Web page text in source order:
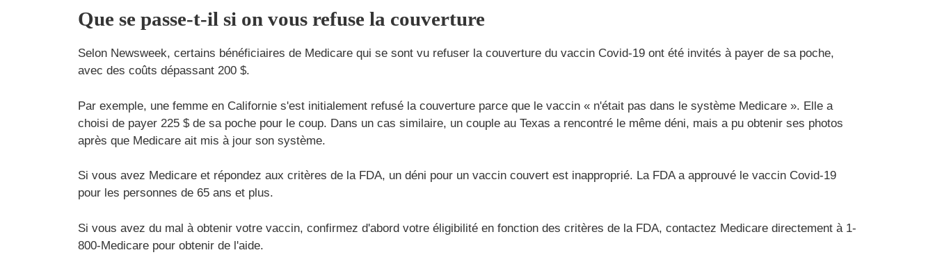
Que se passe-t-il si on vous refuse la couverture
Selon Newsweek, certains bénéficiaires de Medicare qui se sont vu refuser la couverture du vaccin Covid-19 ont été invités à payer de sa poche,
avec des coûts dépassant 200 $.
Par exemple, une femme en Californie s'est initialement refusé la couverture parce que le vaccin « n'était pas dans le système Medicare ». Elle a
choisi de payer 225 $ de sa poche pour le coup. Dans un cas similaire, un couple au Texas a rencontré le même déni, mais a pu obtenir ses photos
après que Medicare ait mis à jour son système.
Si vous avez Medicare et répondez aux critères de la FDA, un déni pour un vaccin couvert est inapproprié. La FDA a approuvé le vaccin Covid-19
pour les personnes de 65 ans et plus.
Si vous avez du mal à obtenir votre vaccin, confirmez d'abord votre éligibilité en fonction des critères de la FDA, contactez Medicare directement à 1-
800-Medicare pour obtenir de l'aide.